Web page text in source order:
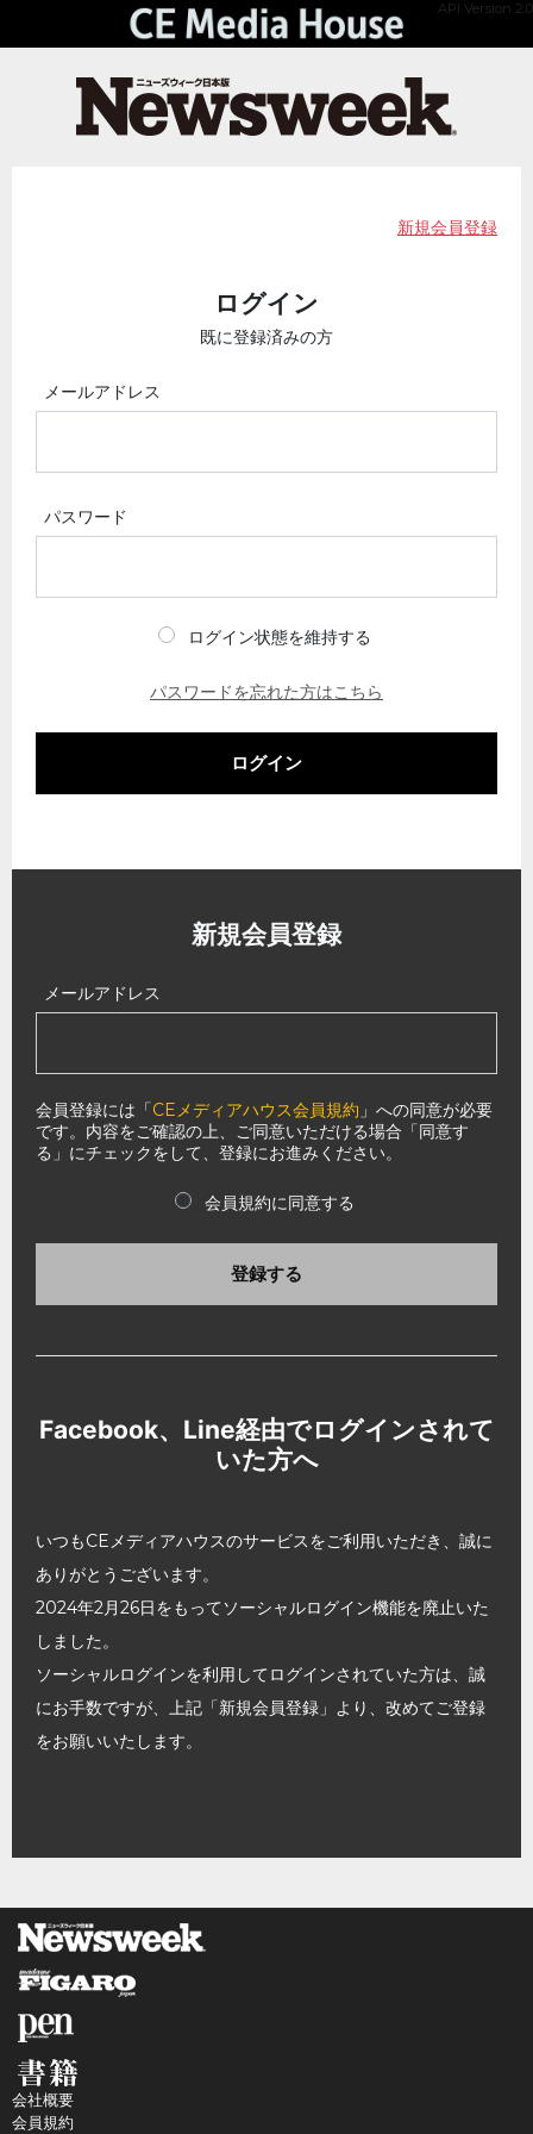
API Version 2.0
新規会員登録
ログイン
既に登録済みの方
メールアドレス
パスワード
ログイン状態を維持する
パスワードを忘れた方はこちら
ログイン
新規会員登録
メールアドレス
会員登録には「CEメディアハウス会員規約 」への同意が必要
です。内容をご確認の上、ご同意いただける場合「同意す
る」にチェックをして、登録にお進みください。
会員規約に同意する
登録する
Facebook、Line経由でログインされて
いた方へ
いつもCEメディアハウスのサービスをご利用いただき、誠に
ありがとうございます。
2024年2月26日をもってソーシャルログイン機能を廃止いた
しました。
ソーシャルログインを利用してログインされていた方は、誠
にお手数ですが、上記「新規会員登録」より、改めてご登録
をお願いいたします。
会社概要
会員規約